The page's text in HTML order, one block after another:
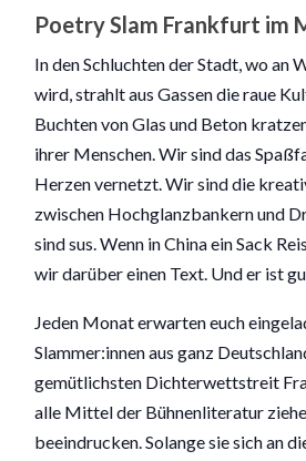
Poetry Slam Frankfurt im
In den Schluchten der Stadt, wo an
wird, strahlt aus Gassen die raue
Buchten von Glas und Beton
ihrer Menschen. Wir sind das
Herzen vernetzt. Wir sind die
zwischen Hochglanzbankern und
sind sus. Wenn in China ein Sack
wir darüber einen Text. Und er ist
Jeden Monat erwarten euch
Slammer:innen aus ganz
gemütlichsten Dichterwettstreit
alle Mittel der Bühnenliteratur
beeindrucken. Solange sie sich an